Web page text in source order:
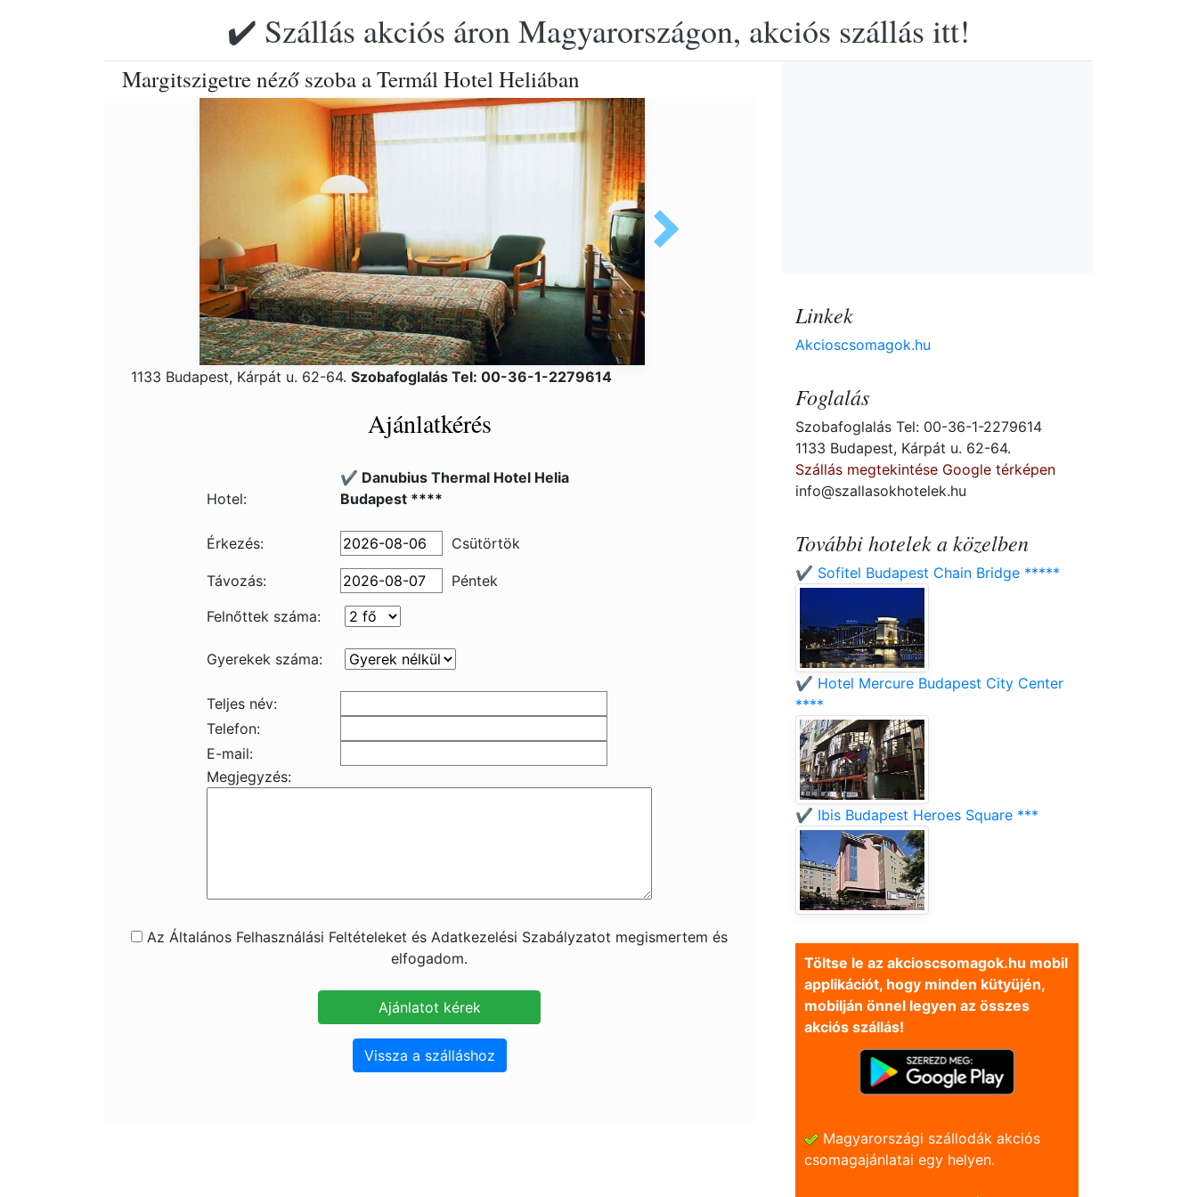
✔️ Szállás akciós áron Magyarországon, akciós szállás itt!
Margitszigetre néző szoba a Termál Hotel Heliában
1133 Budapest, Kárpát u. 62-64. Szobafoglalás Tel: 00-36-1-2279614
Ajánlatkérés
Hotel:
✔️ Danubius Thermal Hotel Helia
Budapest ****
Érkezés: Csütörtök
Távozás:
Péntek
Felnőttek száma:
Gyerekek száma:
Teljes név:
Telefon:
E-mail:
Megjegyzés:
Az Általános Felhasználási Feltételeket és Adatkezelési Szabályzatot megismertem és
elfogadom.
Vissza a szálláshoz
Linkek
Akcioscsomagok.hu
Foglalás
Szobafoglalás Tel: 00-36-1-2279614
1133 Budapest, Kárpát u. 62-64.
Szállás megtekintése Google térképen
info@szallasokhotelek.hu
További hotelek a közelben
✔️ Sofitel Budapest Chain Bridge *****
✔️ Hotel Mercure Budapest City Center
****
✔️ Ibis Budapest Heroes Square ***
Töltse le az akcioscsomagok.hu mobil
applikációt, hogy minden kütyüjén,
mobilján önnel legyen az összes
akciós szállás!
Magyarországi szállodák akciós
csomagajánlatai egy helyen.